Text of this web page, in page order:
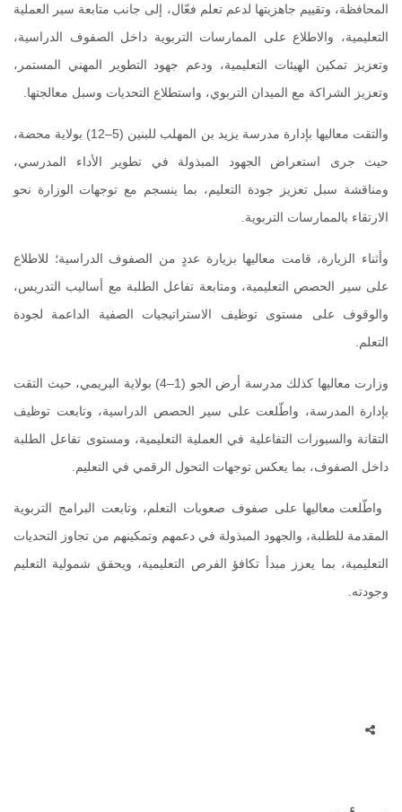
المحافظة، وتقييم جاهزيتها لدعم تعلم فعّال، إلى جانب متابعة سير العملية
التعليمية، والاطلاع على الممارسات التربوية داخل الصفوف الدراسية،
وتعزيز تمكين الهيئات التعليمية، ودعم جهود التطوير المهني المستمر،
وتعزيز الشراكة مع الميدان التربوي، واستطلاع التحديات وسبل معالجتها.
والتقت معاليها بإدارة مدرسة يزيد بن المهلب للبنين (5–12) بولاية محضة،
حيث جرى استعراض الجهود المبذولة في تطوير الأداء المدرسي،
ومناقشة سبل تعزيز جودة التعليم، بما ينسجم مع توجهات الوزارة نحو
الارتقاء بالممارسات التربوية
وأثناء الزيارة، قامت معاليها بزيارة عددٍ من الصفوف الدراسية؛ للاطلاع
على سير الحصص التعليمية، ومتابعة تفاعل الطلبة مع أساليب التدريس،
والوقوف على مستوى توظيف الاستراتيجيات الصفية الداعمة لجودة
التعلم.
وزارت معاليها كذلك مدرسة أرض الجو (1–4) بولاية البريمي، حيث التقت
بإدارة المدرسة، واطّلعت على سير الحصص الدراسية، وتابعت توظيف
التقانة والسبورات التفاعلية في العملية التعليمية، ومستوى تفاعل الطلبة
داخل الصفوف، بما يعكس توجهات التحول الرقمي في التعليم.
واطّلعت معاليها على صفوف صعوبات التعلم، وتابعت البرامج التربوية
المقدمة للطلبة، والجهود المبذولة في دعمهم وتمكينهم من تجاوز التحديات
التعليمية، بما يعزز مبدأ تكافؤ الفرص التعليمية، ويحقق شمولية التعليم
وجودته.